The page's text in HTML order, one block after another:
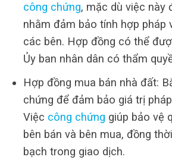
công chứng, mặc dù việc này
nhằm đảm bảo tính hợp pháp
các bên. Hợp đồng có thể
Ủy ban nhân dân có thẩm
Hợp đồng mua bán nhà đất:
chứng để đảm bảo giá trị
Việc công chứng giúp bảo vệ
bên bán và bên mua, đồng
bạch trong giao dịch.